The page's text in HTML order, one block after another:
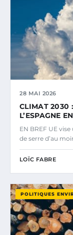
28 MAI 2026
CLIMAT 2030
L’ESPAGNE
EN BREF UE
de serre d’au
LOÏC FABRE
POLITIQUES